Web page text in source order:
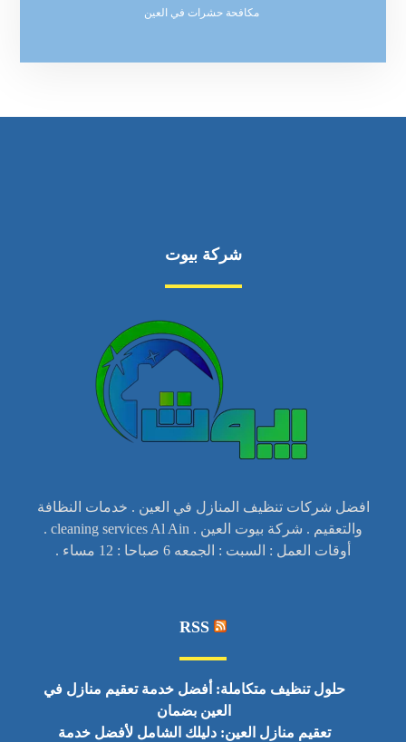
مكافحة حشرات في العين
شركة بيوت
افضل شركات تنظيف المنازل في العين . خدمات النظافة
والتعقيم . شركة بيوت العين . cleaning services Al Ain .
أوقات العمل : السبت : الجمعه 6 صباحا : 12 مساء .
RSS
حلول تنظيف متكاملة: أفضل خدمة تعقيم منازل في
العين بضمان
تعقيم منازل العين: دليلك الشامل لأفضل خدمة